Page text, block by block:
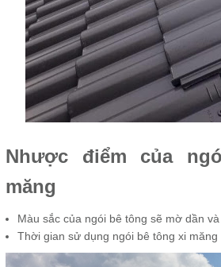
Nhược điểm của
măng
Màu sắc của ngói bê tông sẽ mờ dần
Thời gian sử dụng ngói bê tông xi